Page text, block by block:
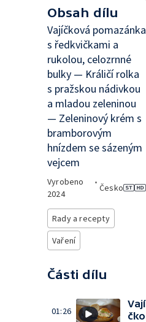
Obsah dílu
Vajíčková pomazánka
s ředkvičkami a
rukolou, celozrnné
bulky — Králičí rolka
s pražskou nádivkou
a mladou zeleninou
— Zeleninový krém s
bramborovým
hnízdem se sázeným
vejcem
Vyrobeno
2024
•
Česko
Rady a recepty
Vaření
Části dílu
01:26
Vají
čko